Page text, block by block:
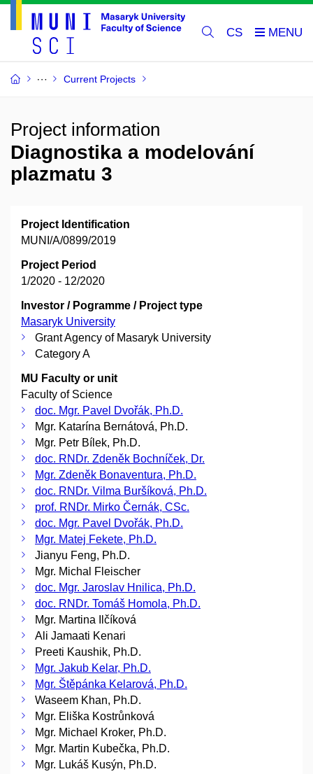
CS
Current Projects
Project information
Diagnostika a modelování
plazmatu 3
Project Identification
MUNI/A/0899/2019
Project Period
1/2020 - 12/2020
Investor / Pogramme / Project type
Masaryk University
Grant Agency of Masaryk University
Category A
MU Faculty or unit
Faculty of Science
doc. Mgr. Pavel Dvořák, Ph.D.
Mgr. Katarína Bernátová, Ph.D.
Mgr. Petr Bílek, Ph.D.
doc. RNDr. Zdeněk Bochníček, Dr.
Mgr. Zdeněk Bonaventura, Ph.D.
doc. RNDr. Vilma Buršíková, Ph.D.
prof. RNDr. Mirko Černák, CSc.
doc. Mgr. Pavel Dvořák, Ph.D.
Mgr. Matej Fekete, Ph.D.
Jianyu Feng, Ph.D.
Mgr. Michal Fleischer
doc. Mgr. Jaroslav Hnilica, Ph.D.
doc. RNDr. Tomáš Homola, Ph.D.
Mgr. Martina Ilčíková
Ali Jamaati Kenari
Preeti Kaushik, Ph.D.
Mgr. Jakub Kelar, Ph.D.
Mgr. Štěpánka Kelarová, Ph.D.
Waseem Khan, Ph.D.
Mgr. Eliška Kostrůnková
Mgr. Michael Kroker, Ph.D.
Mgr. Martin Kubečka, Ph.D.
Mgr. Lukáš Kusýn, Ph.D.